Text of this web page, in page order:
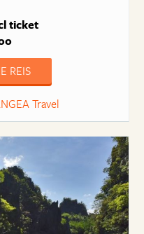
ticket
REIS
Travel